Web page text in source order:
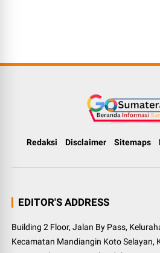
Redaksi Disclaimer Sitemaps
EDITOR'S ADDRESS
Building 2 Floor, Jalan By Pass,
Kecamatan Mandiangin Koto Selayan,